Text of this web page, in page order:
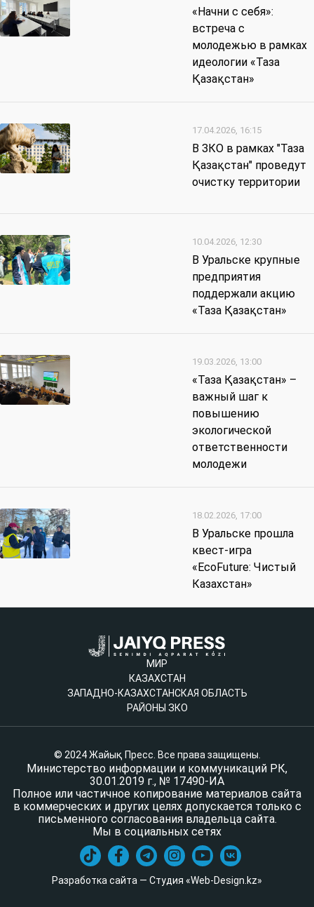
«Начни с себя»:
встреча с
молодежью в рамках
идеологии «Таза
Қазақстан»
17.04.2026, 16:15
В ЗКО в рамках "Таза
Қазақстан" проведут
очистку территории
10.04.2026, 12:30
В Уральске крупные
предприятия
поддержали акцию
«Таза Қазақстан»
19.03.2026, 13:00
«Таза Қазақстан» –
важный шаг к
повышению
экологической
ответственности
молодежи
18.02.2026, 17:00
В Уральске прошла
квест-игра
«EcoFuture: Чистый
Казахстан»
МИР
КАЗАХСТАН
ЗАПАДНО-КАЗАХСТАНСКАЯ ОБЛАСТЬ
РАЙОНЫ ЗКО
© 2024 Жайық Пресс. Все права защищены.
Министерство информации и коммуникаций РК,
30.01.2019 г., № 17490-ИА
Полное или частичное копирование материалов сайта
в коммерческих и других целях допускается только с
письменного согласования владельца сайта.
Мы в социальных сетях
Разработка сайта — Студия «Web-Design.kz»